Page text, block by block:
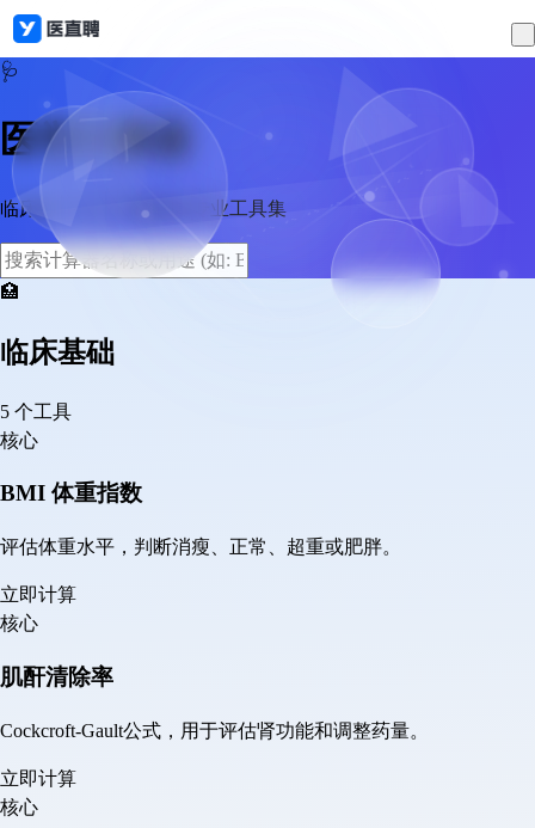
🩺
医学计算器
临床诊疗与科研辅助的专业工具集
🏥
临床基础
5 个工具
核心
BMI 体重指数
评估体重水平，判断消瘦、正常、超重或肥胖。
立即计算
核心
肌酐清除率
Cockcroft-Gault公式，用于评估肾功能和调整药量。
立即计算
核心